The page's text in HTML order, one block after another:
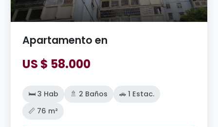
Apartamento en
US $ 58.000
🛏️ 3 Hab 🚿 2 Baños
🚗 1 Estac.
📏 76 m²